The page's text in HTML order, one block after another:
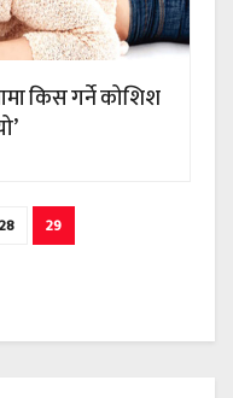
किस गर्ने कोशिश
28 29